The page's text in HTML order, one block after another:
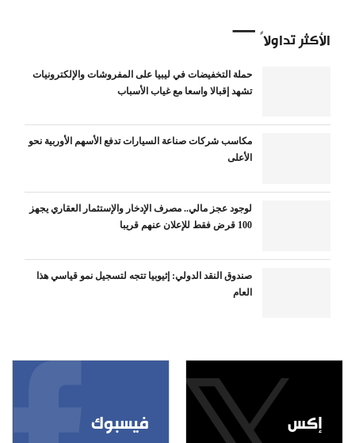
الأكثر تداولاً
حملة التخفيضات في ليبيا على المفروشات والإلكترونيات
تشهد إقبالا واسعا مع غياب الأسباب
مكاسب شركات صناعة السيارات تدفع الأسهم الأوربية نحو
الأعلى
لوجود عجز مالي.. مصرف الإدخار والإستثمار العقاري يجهز
100 قرض فقط للإعلان عنهم قريبا
صندوق النقد الدولي: إثيوبيا تتجه لتسجيل نمو قياسي هذا
العام
فيسبوك إكس